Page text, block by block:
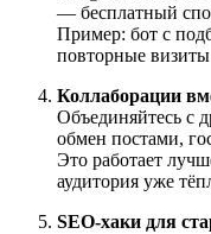
— бесплатный
Пример: бот с
повторные
Коллаборации
Объединяйтесь с
обмен постами,
Это работает
аудитория уже
SEO-хаки для